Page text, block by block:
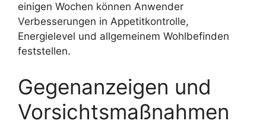
einigen Wochen können Anwender
Verbesserungen in Appetitkontrolle,
Energielevel und allgemeinem Wohlbefinden
feststellen.
Gegenanzeigen und
Vorsichtsmaßnahmen